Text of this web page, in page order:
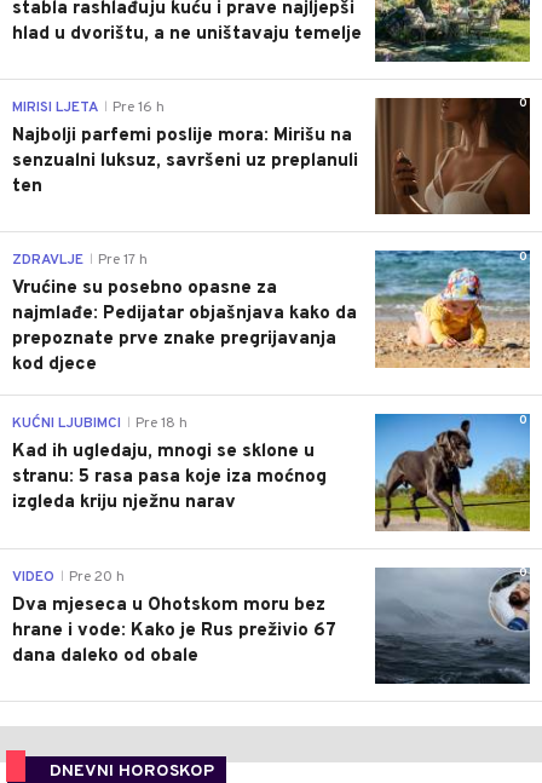
stabla rashlađuju kuću i prave najljepši
hlad u dvorištu, a ne uništavaju temelje
0
MIRISI LJETA Pre 16 h
Najbolji parfemi poslije mora: Mirišu na
senzualni luksuz, savršeni uz preplanuli
ten
0
ZDRAVLJE Pre 17 h
Vrućine su posebno opasne za
najmlađe: Pedijatar objašnjava kako da
prepoznate prve znake pregrijavanja
kod djece
0
KUĆNI LJUBIMCI Pre 18 h
Kad ih ugledaju, mnogi se sklone u
stranu: 5 rasa pasa koje iza moćnog
izgleda kriju nježnu narav
0
VIDEO Pre 20 h
Dva mjeseca u Ohotskom moru bez
hrane i vode: Kako je Rus preživio 67
dana daleko od obale
DNEVNI HOROSKOP